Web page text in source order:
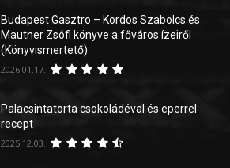
Budapest Gasztro – Kordos Szabolcs és
Mautner Zsófi könyve a főváros ízeiről
(Könyvismertető)
2026.01.17.
Palacsintatorta csokoládéval és eperrel
recept
2025.12.03.